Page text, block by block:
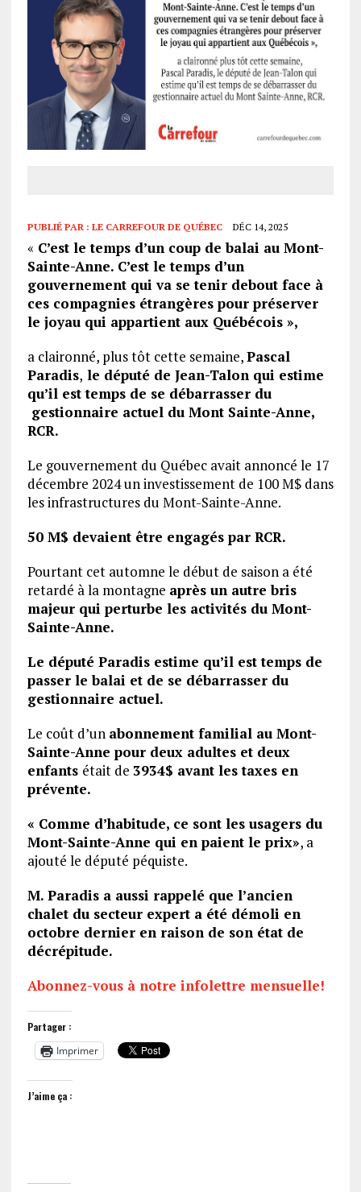
PUBLIÉ PAR : LE CARREFOUR DE QUÉBEC DÉC 14, 2025
« C’est le temps d’un coup de balai au Mont-
Sainte-Anne. C’est le temps d’un
gouvernement qui va se tenir debout face à
ces compagnies étrangères pour préserver
le joyau qui appartient aux Québécois »,
a claironné, plus tôt cette semaine,Pascal
Paradis, le député de Jean-Talon qui estime
qu’il est temps de se débarrasser du
gestionnaire actuel du Mont Sainte-Anne,
RCR.
Le gouvernement du Québec avait annoncé le 17
décembre 2024 un investissement de 100 M$ dans
les infrastructures du Mont-Sainte-Anne.
50 M$ devaient être engagés par RCR.
Pourtant cet automne le début de saison a été
retardé à la montagne après un autre bris
majeur qui perturbe les activités du Mont-
Sainte-Anne.
Le député Paradis estime qu’il est temps de
passer le balai et de se débarrasser du
gestionnaire actuel.
Le coût d’un abonnement familial au Mont-
Sainte-Anne pour deux adultes et deux
enfants était de 3934$ avant les taxes en
prévente.
« Comme d’habitude, ce sont les usagers du
Mont-Sainte-Anne qui en paient le prix», a
ajouté le député péquiste.
M. Paradis a aussi rappelé que l’ancien
chalet du secteur expert a été démoli en
octobre dernier en raison de son état de
décrépitude.
Abonnez-vous à notre infolettre mensuelle!
Partager :
Imprimer
J’aime ça :